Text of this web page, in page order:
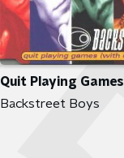
Quit Playing Games
Backstreet Boys